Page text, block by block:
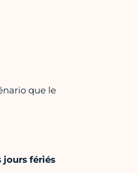
que le
jours fériés